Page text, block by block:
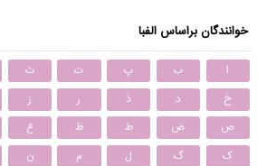
خوانندگان براساس الفبا
ا ب پ ت ث
خ
د ذ ر ز
ص
ض ط ظ ع
ک
گ ل م ن